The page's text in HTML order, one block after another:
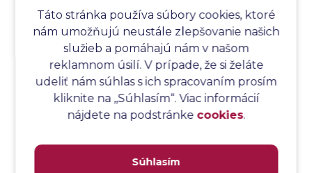
Analýza spôsobu a následkov zlyhania softvéru
Analýza stromu chýb
Analýza stromu chýb softvéru
Analýza testovacieho bodu
Analýza toku riadenia
Analýza toku údajov
Analýza webových stránok a inventár meraní
Táto stránka používa súbory cookies, ktoré
nám umožňujú neustále zlepšovanie našich
služieb a pomáhajú nám v našom
reklamnom úsilí. V prípade, že si želáte
udeliť nám súhlas s ich spracovaním prosím
kliknite na ,,Súhlasím“. Viac informácií
nájdete na podstránke cookies.
Súhlasím